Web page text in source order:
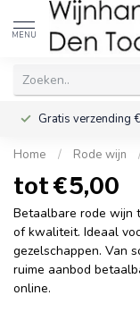
MENU
Gratis verzending
Home / Rode wijn
tot €5,00
Betaalbare rode wijn
of kwaliteit. Ideaal
gezelschappen. Van
ruime aanbod
online.